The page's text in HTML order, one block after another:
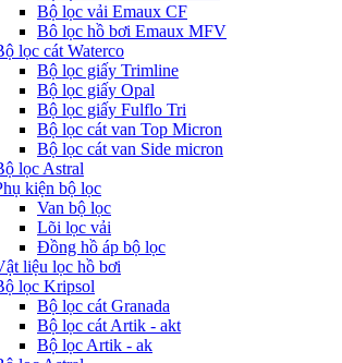
Bộ lọc vải Emaux CF
Bô lọc hồ bơi Emaux MFV
lọc cát Waterco
Bộ lọc giấy Trimline
Bộ lọc giấy Opal
Bộ lọc giấy Fulflo Tri
Bộ lọc cát van Top Micron
Bộ lọc cát van Side micron
lọc Astral
kiện bộ lọc
Van bộ lọc
Lõi lọc vải
Đồng hồ áp bộ lọc
liệu lọc hồ bơi
lọc Kripsol
Bộ lọc cát Granada
Bộ lọc cát Artik - akt
Bộ lọc Artik - ak